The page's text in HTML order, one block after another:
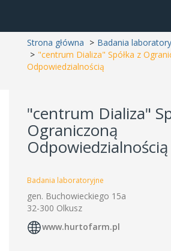
Strona główna
Badania
"centrum Dializa" Spółka z
Odpowiedzialnością
"centrum Dializa"
Ograniczoną
Odpowiedzialnością
Badania laboratoryjne
gen. Buchowieckiego 15a
32-300 Olkusz
www.hurtofarm.pl